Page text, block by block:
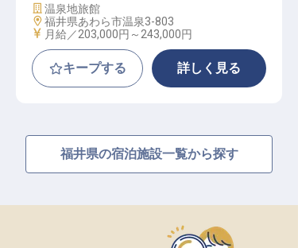
施設業態
温泉地旅館
勤務地
福井県あわら市温泉3-803
給与
月給／203,000円～ 243,000円
キープする 詳しく見る
福井県の宿泊施設一覧から探す